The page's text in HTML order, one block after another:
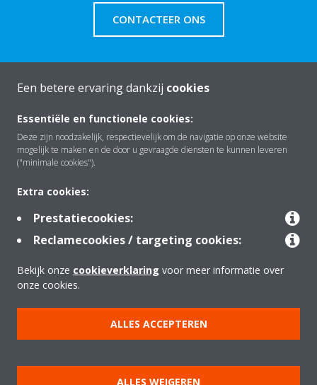
CONTACTEER ONS
Oplossingen
Contact
Tools
Copyright © Daikin
Juridische kennisgeving
Cookieverklaring
Beleid inzake Gegevensbescherming
Bedrijfsethiek
Een betere ervaring dankzij cookies
Essentiële en functionele cookies:
Deze zijn noodzakelijk, respectievelijk om de navigatie op onze website
mogelijk te maken en de door u gevraagde diensten te kunnen leveren
("minimale cookies").
Extra cookies:
Prestatiecookies:
Reclamecookies / targeting cookies:
Bekijk onze cookieverklaring voor meer informatie over
onze cookies.
ALLES ACCEPTEREN
ALLES WEIGEREN